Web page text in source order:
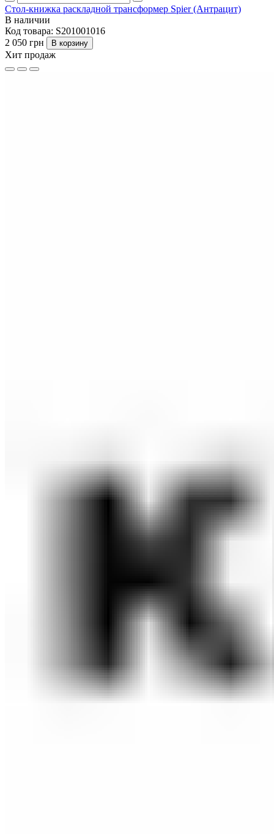
Стол-книжка раскладной трансформер Spier (Антрацит)
В наличии
Код товара: S201001016
2 050 грн
В корзину
Хит продаж